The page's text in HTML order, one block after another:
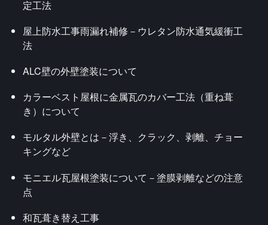
定工法
屋上防水工事雨漏れ補修－ウレタン防水通気緩衝工
法
ALC壁の外壁塗装について
カラーベスト屋根に金属瓦のカバー工法（重ね葺
き）について
モルタル外壁とは－浮き、クラック、剥離、チョー
キングなど
モニエル瓦屋根塗装について－塗膜剥離などの注意
点
和瓦葺き替え工事